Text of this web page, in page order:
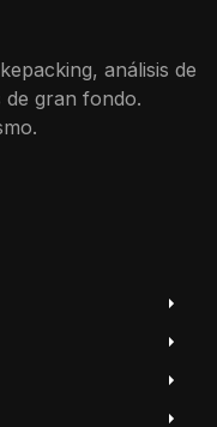
análisis de
gran fondo.